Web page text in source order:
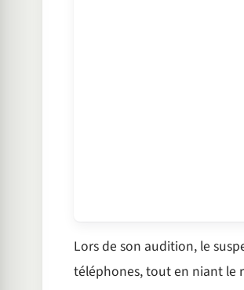
Lors de son audition, le
téléphones, tout en niant le